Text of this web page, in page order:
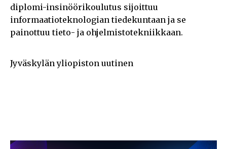
diplomi-insinöörikoulutus sijoittuu
informaatioteknologian tiedekuntaan ja se
painottuu tieto- ja ohjelmistotekniikkaan.
Jyväskylän yliopiston uutinen